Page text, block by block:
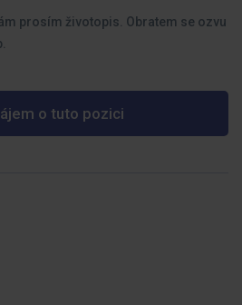
prosím životopis. Obratem se ozvu
o tuto pozici